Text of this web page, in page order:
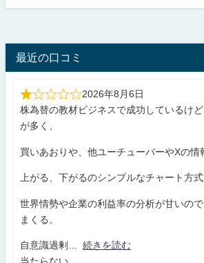
最近の口コミ
2026年8月6日
株為替の教材ビジネスで成功しているけ
が多く、
買いあおりや、他ユーチューバーやXの情
上がる、下がるのシンプルなチャート方式
世界情勢や企業の利益率の分析が甘いので
まくる。
自意識過剰
続きを読む
当たらない